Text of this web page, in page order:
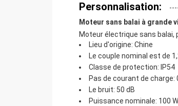
Personnalisation:
Moteur sans balai à grande
Moteur électrique sans
Lieu d'origine: Chine
Le couple nominal est de
Classe de protection: IP54
Pas de courant de charge:
Le bruit: 50 dB
Puissance nominale: 100 W